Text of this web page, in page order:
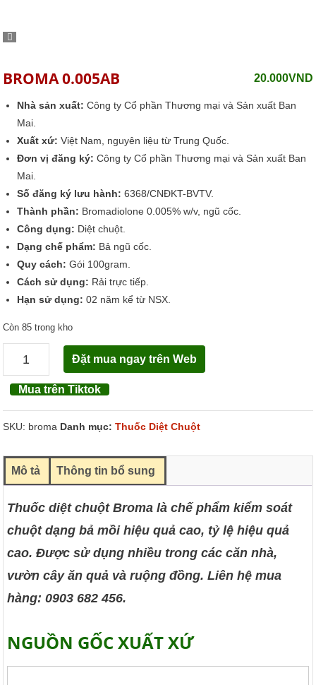
BROMA 0.005AB 20.000VND
Nhà sản xuất: Công ty Cổ phần Thương mại và Sản xuất Ban
Mai.
Xuất xứ: Việt Nam, nguyên liệu từ Trung Quốc.
Đơn vị đăng ký: Công ty Cổ phần Thương mại và Sản xuất Ban
Mai.
Số đăng ký lưu hành: 6368/CNĐKT-BVTV.
Thành phần: Bromadiolone 0.005% w/v, ngũ cốc.
Công dụng: Diệt chuột.
Dạng chế phẩm: Bả ngũ cốc.
Quy cách: Gói 100gram.
Cách sử dụng: Rải trực tiếp.
Hạn sử dụng: 02 năm kể từ NSX.
Còn 85 trong kho
BROMA
0.005AB
lượng
Đặt mua ngay trên Web
Mua trên Tiktok
SKU: broma Danh mục:Thuốc Diệt Chuột
Mô tả Thông tin bổ sung
Thuốc diệt chuột Broma là chế phẩm kiểm soát
chuột dạng bả mồi hiệu quả cao, tỷ lệ hiệu quả
cao. Được sử dụng nhiều trong các căn nhà,
vườn cây ăn quả và ruộng đồng. Liên hệ mua
hàng: 0903 682 456.
NGUỒN GỐC XUẤT XỨ